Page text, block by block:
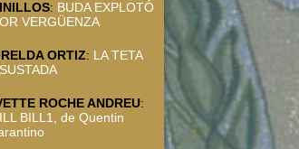
: BUDA EXPLOTÓ
VERGÜENZA
ORTIZ: LA TETA
ROCHE ANDREU:
BILL1, de Quentin